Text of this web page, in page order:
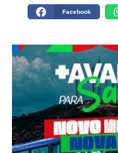
Facebook